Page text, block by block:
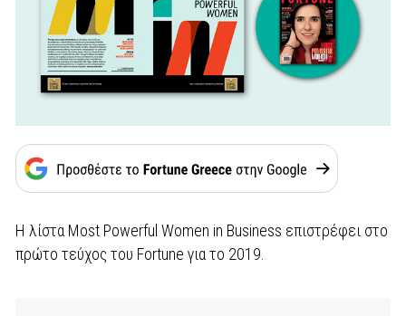
Η λίστα Most Powerful Women in Business επιστρέφει στο
πρώτο τεύχος του Fortune για το 2019.